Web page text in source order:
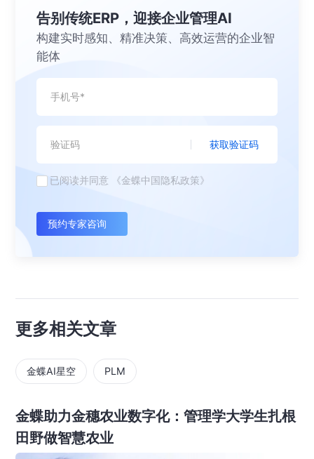
告别传统ERP，迎接企业管理AI
构建实时感知、精准决策、高效运营的企业智
能体
获取验证码
已阅读并同意 《金蝶中国隐私政策》
预约专家咨询
更多相关文章
金蝶AI星空 PLM
金蝶助力金穗农业数字化：管理学大学生扎根
田野做智慧农业